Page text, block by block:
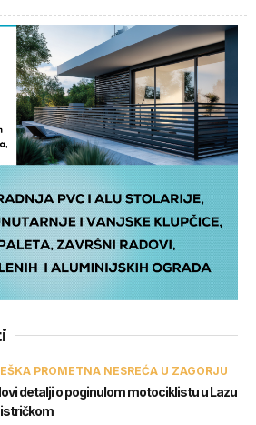
PROMETNA NESREĆA U ZAGORJU
detalji o poginulom motociklistu u Lazu